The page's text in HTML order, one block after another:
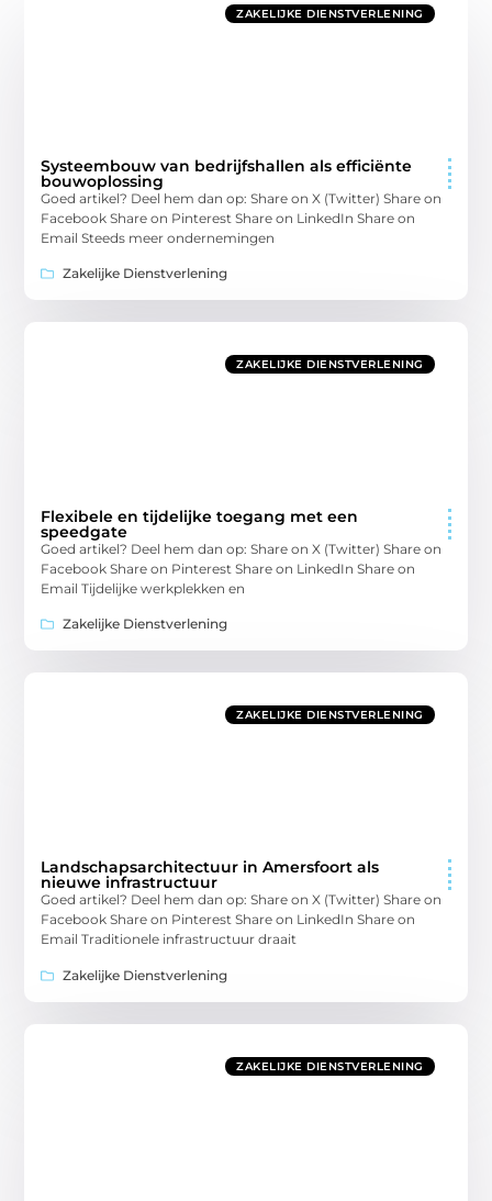
ZAKELIJKE DIENSTVERLENING
Systeembouw van bedrijfshallen als efficiënte
bouwoplossing
Goed artikel? Deel hem dan op: Share on X (Twitter) Share on
Facebook Share on Pinterest Share on LinkedIn Share on
Email Steeds meer ondernemingen
Zakelijke Dienstverlening
ZAKELIJKE DIENSTVERLENING
Flexibele en tijdelijke toegang met een
speedgate
Goed artikel? Deel hem dan op: Share on X (Twitter) Share on
Facebook Share on Pinterest Share on LinkedIn Share on
Email Tijdelijke werkplekken en
Zakelijke Dienstverlening
ZAKELIJKE DIENSTVERLENING
Landschapsarchitectuur in Amersfoort als
nieuwe infrastructuur
Goed artikel? Deel hem dan op: Share on X (Twitter) Share on
Facebook Share on Pinterest Share on LinkedIn Share on
Email Traditionele infrastructuur draait
Zakelijke Dienstverlening
ZAKELIJKE DIENSTVERLENING